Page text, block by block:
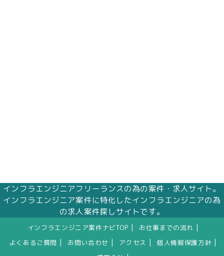
インフラエンジニアフリーランスの為の案件・求人サイト。
インフラエンジニア案件に特化したインフラエンジニアの為
の求人案件探しサイトです。
インフラエンジニア案件ナビTOP お仕事までの流れ
よくあるご質問 お問い合わせ アクセス 個人情報保護方針